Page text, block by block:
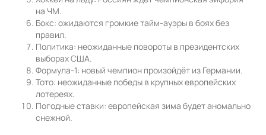
на ЧМ.
Бокс: ожидаются громкие тайм-ауэры в боях без
правил.
Политика: неожиданные повороты в президентских
выборах США.
Формула-1: новый чемпион произойдёт из Германии.
Тото: неожиданные победы в крупных европейских
лотереях.
Погодные ставки: европейская зима будет аномально
снежной.